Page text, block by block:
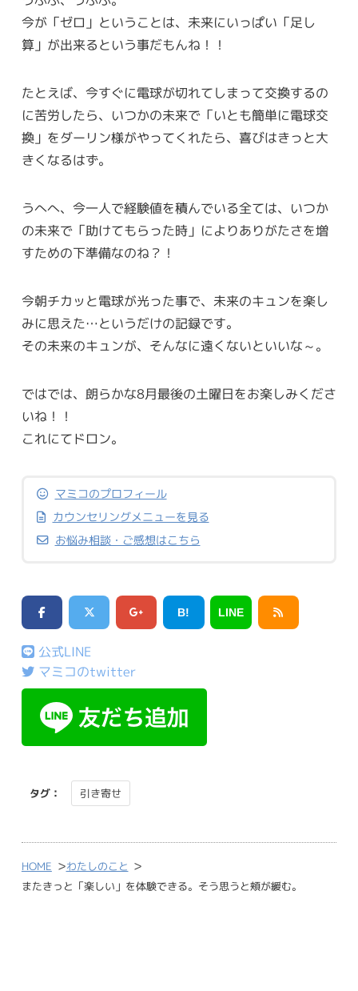
今が「ゼロ」ということは、未来にいっぱい「足し
算」が出来るという事だもんね！！
たとえば、今すぐに電球が切れてしまって交換するの
に苦労したら、いつかの未来で「いとも簡単に電球交
換」をダーリン様がやってくれたら、喜びはきっと大
きくなるはず。
うへへ、今一人で経験値を積んでいる全ては、いつか
の未来で「助けてもらった時」によりありがたさを増
すための下準備なのね？！
今朝チカッと電球が光った事で、未来のキュンを楽し
みに思えた…というだけの記録です。
その未来のキュンが、そんなに遠くないといいな～。
ではでは、朗らかな8月最後の土曜日をお楽しみくださ
いね！！
これにてドロン。
マミコのプロフィール
カウンセリングメニューを見る
お悩み相談・ご感想はこちら
B! LINE
公式LINE
マミコのtwitter
タグ： 引き寄せ
HOME >わたしのこと >
またきっと「楽しい」を体験できる。そう思うと頬が緩む。